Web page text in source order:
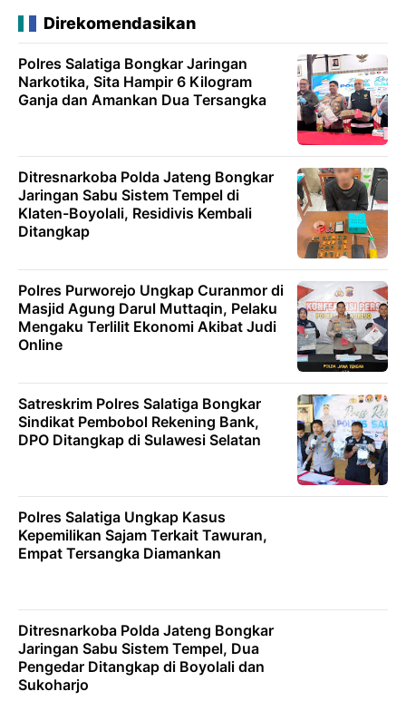
Direkomendasikan
Polres Salatiga Bongkar Jaringan
Narkotika, Sita Hampir 6 Kilogram
Ganja dan Amankan Dua Tersangka
Ditresnarkoba Polda Jateng Bongkar
Jaringan Sabu Sistem Tempel di
Klaten-Boyolali, Residivis Kembali
Ditangkap
Polres Purworejo Ungkap Curanmor di
Masjid Agung Darul Muttaqin, Pelaku
Mengaku Terlilit Ekonomi Akibat Judi
Online
Satreskrim Polres Salatiga Bongkar
Sindikat Pembobol Rekening Bank,
DPO Ditangkap di Sulawesi Selatan
Polres Salatiga Ungkap Kasus
Kepemilikan Sajam Terkait Tawuran,
Empat Tersangka Diamankan
Ditresnarkoba Polda Jateng Bongkar
Jaringan Sabu Sistem Tempel, Dua
Pengedar Ditangkap di Boyolali dan
Sukoharjo